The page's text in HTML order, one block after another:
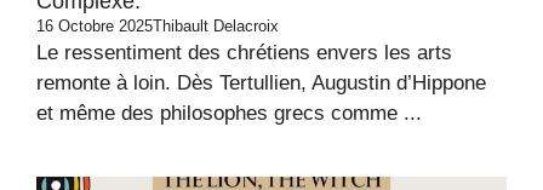
16 Octobre 2025Thibault Delacroix
Le ressentiment des chrétiens envers les arts
remonte à loin. Dès Tertullien, Augustin d’Hippone
et même des philosophes grecs comme ...